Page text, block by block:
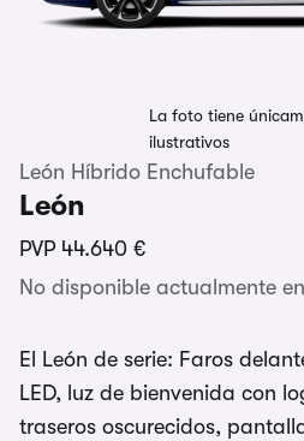
La foto tiene
ilustrativos
León Híbrido Enchufable
León
PVP 44.640 €
No disponible actualmente
El León de serie: Faros
LED, luz de bienvenida con
traseros oscurecidos,